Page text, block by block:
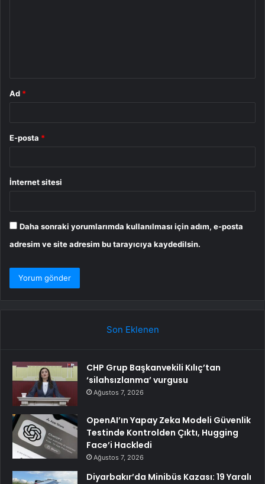
Ad *
E-posta *
İnternet sitesi
Daha sonraki yorumlarımda kullanılması için adım, e-posta
adresim ve site adresim bu tarayıcıya kaydedilsin.
Son Eklenen
CHP Grup Başkanvekili Kılıç’tan
‘silahsızlanma’ vurgusu
Ağustos 7, 2026
OpenAI’ın Yapay Zeka Modeli Güvenlik
Testinde Kontrolden Çıktı, Hugging
Face’i Hackledi
Ağustos 7, 2026
Diyarbakır’da Minibüs Kazası: 19 Yaralı